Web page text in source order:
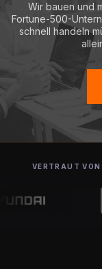
Wir bauen und
Fortune-500-
schnell handeln
VERTRAUT